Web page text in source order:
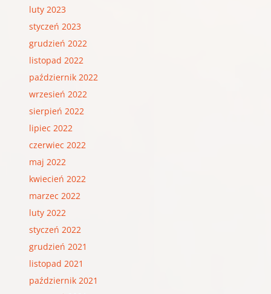
luty 2023
styczeń 2023
grudzień 2022
listopad 2022
październik 2022
wrzesień 2022
sierpień 2022
lipiec 2022
czerwiec 2022
maj 2022
kwiecień 2022
marzec 2022
luty 2022
styczeń 2022
grudzień 2021
listopad 2021
październik 2021